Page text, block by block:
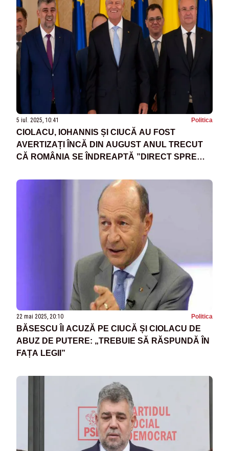
5 iul. 2025, 10:41 Politica
CIOLACU, IOHANNIS ȘI CIUCĂ AU FOST
AVERTIZAȚI ÎNCĂ DIN AUGUST ANUL TRECUT
CĂ ROMÂNIA SE ÎNDREAPTĂ ”DIRECT SPRE
22 mai 2025, 20:10 Politica
BĂSESCU ÎI ACUZĂ PE CIUCĂ ȘI CIOLACU DE
ABUZ DE PUTERE: „TREBUIE SĂ RĂSPUNDĂ ÎN
FAȚA LEGII”